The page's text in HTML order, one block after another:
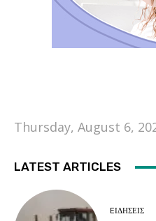
Thursday, August 6,
LATEST ARTICLES
EΙΔΗΣΕΙΣ